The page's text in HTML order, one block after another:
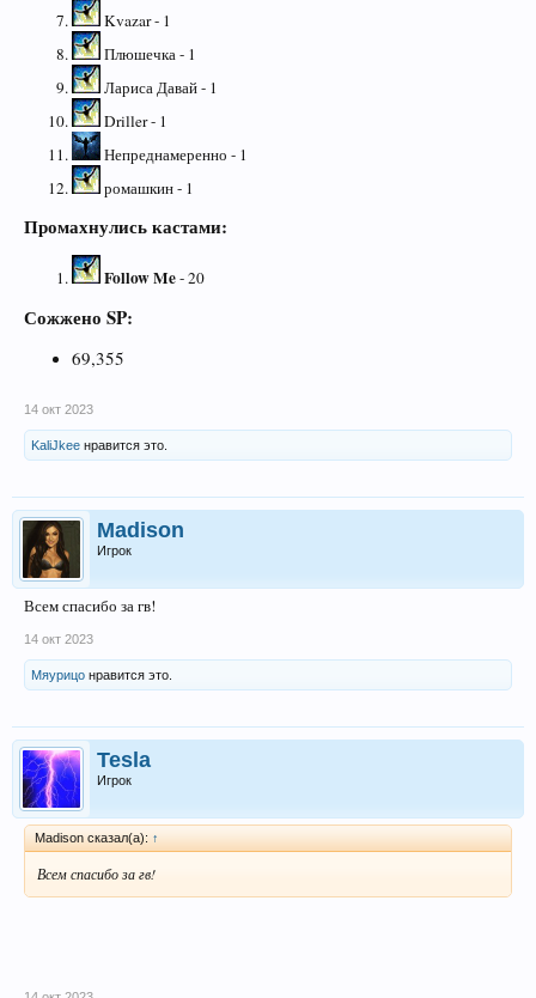
Kvazar - 1
Плюшечка - 1
Лариса Давай - 1
Driller - 1
Непреднамеренно - 1
ромашкин - 1
Промахнулись кастами:
Follow Me- 20
Сожжено SP:
69,355
14 окт 2023
KaliJkee нравится это.
Madison
Игрок
Всем спасибо за гв!
14 окт 2023
Мяурицо нравится это.
Tesla
Игрок
Madison сказал(а): ↑
Всем спасибо за гв!